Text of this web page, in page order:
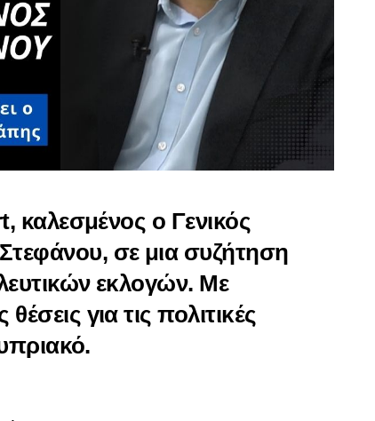
καλεσμένος ο Γενικός
σε μια συζήτηση
εκλογών. Με
για τις πολιτικές